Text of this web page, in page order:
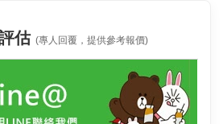
估 (專人回覆，提供參考報價)